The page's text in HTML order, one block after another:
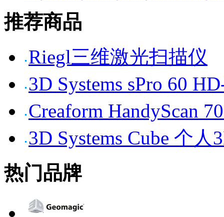
推荐商品
Riegl三维激光扫描仪
3D Systems sPro 60
Creaform HandyScan
3D Systems Cube 个人
热门品牌